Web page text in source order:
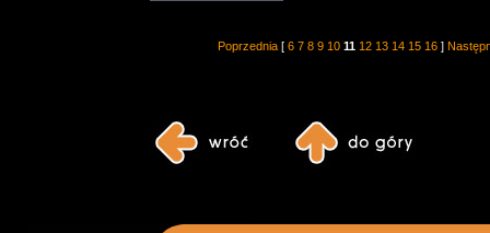
Poprzednia[ 6 7 8 9 10 11 12 13 14 15 16 ]